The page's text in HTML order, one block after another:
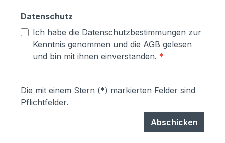
Datenschutz
Ich habe die Datenschutzbestimmungen zur
Kenntnis genommen und die AGB gelesen
und bin mit ihnen einverstanden. *
Die mit einem Stern (*) markierten Felder sind
Pflichtfelder.
Abschicken